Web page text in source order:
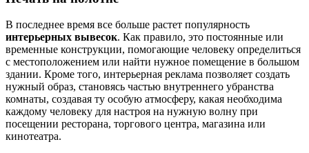
В последнее время все больше растет популярность
интерьерных вывесок. Как правило, это постоянные или
временные конструкции, помогающие человеку определиться
с местоположением или найти нужное помещение в большом
здании. Кроме того, интерьерная реклама позволяет создать
нужный образ, становясь частью внутреннего убранства
комнаты, создавая ту особую атмосферу, какая необходима
каждому человеку для настроя на нужную волну при
посещении ресторана, торгового центра, магазина или
кинотеатра.